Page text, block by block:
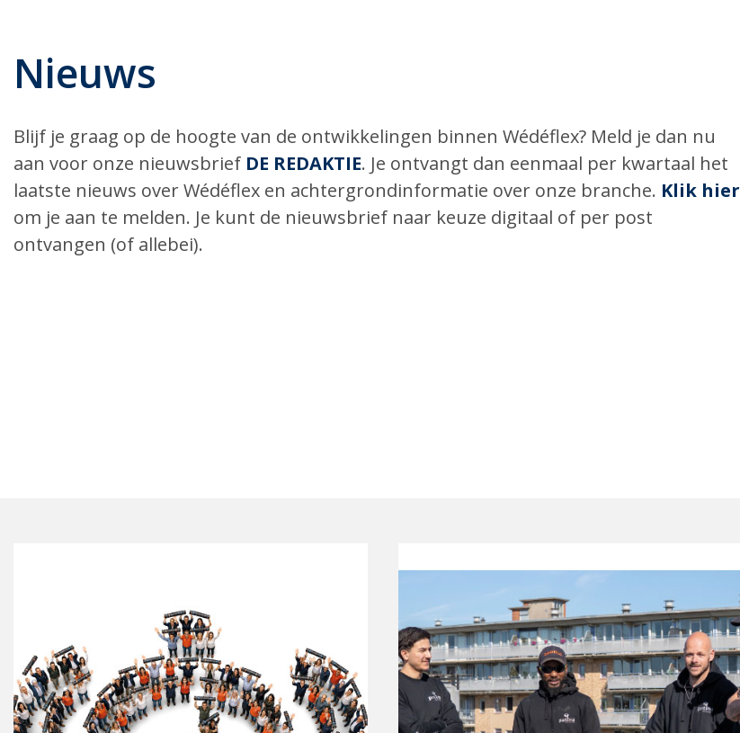
Nieuws
Blijf je graag op de hoogte van de ontwikkelingen binnen Wédéflex? Meld je dan nu
aan voor onze nieuwsbrief DE REDAKTIE. Je ontvangt dan eenmaal per kwartaal het
laatste nieuws over Wédéflex en achtergrondinformatie over onze branche. Klik hier
om je aan te melden. Je kunt de nieuwsbrief naar keuze digitaal of per post
ontvangen (of allebei).